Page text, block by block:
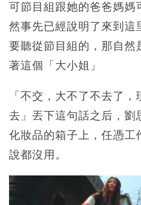
可節目組跟她的爸爸媽媽
然事先已經說明了來到這
要聽從節目組的，那自然
著這個「大小姐」
「不交，大不了不去了，
去」丟下這句話之后，劉
化妝品的箱子上，任憑工
說都沒用。